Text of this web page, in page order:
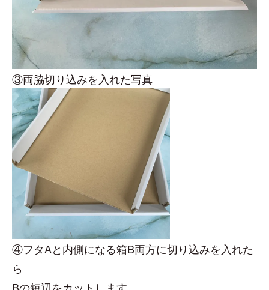
③両脇切り込みを入れた写真
④フタAと内側になる箱B両方に切り込みを入れた
ら